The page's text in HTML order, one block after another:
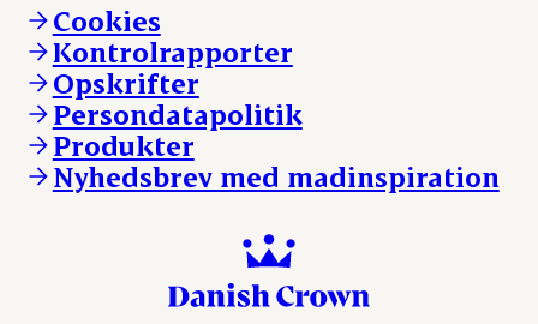
Vores resultater
Vores lokationer
Kontakt
Andelsejere - kreatur
Danishcrownprofessional.com
DAT-Schaub.com
ESS-FOOD.com
Fonden Dansk Gastronomi
KLS.se
nordicspoor.com
Scanhide.dk
Cookies
Kontrolrapporter
Opskrifter
Persondatapolitik
Produkter
Nyhedsbrev med madinspiration